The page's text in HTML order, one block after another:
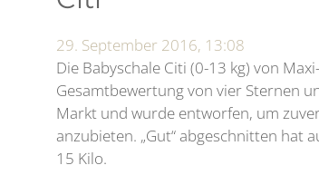
29. September 2016, 13:08
Die Babyschale Citi (0-13 kg) von
Gesamtbewertung von vier Sternen
Markt und wurde entworfen, um
anzubieten. „Gut“ abgeschnitten hat
15 Kilo.